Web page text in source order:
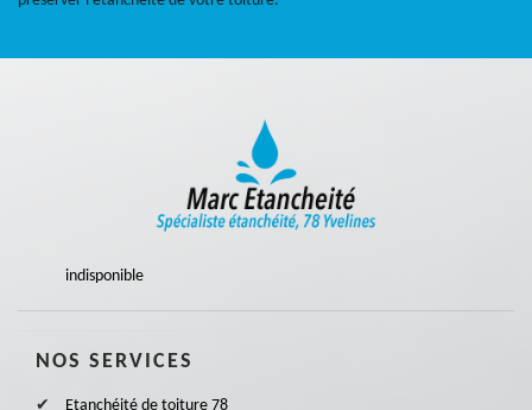
indisponible
NOS SERVICES
Etanchéité de toiture 78